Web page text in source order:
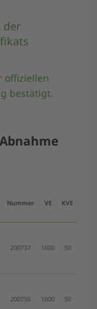
der
offiziellen
bestätigt.
Nummer VE KVE
200737 1000 50
200756 1000 50